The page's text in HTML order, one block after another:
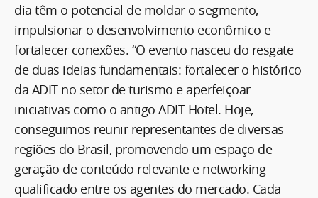
dia têm o potencial de moldar o segmento,
impulsionar o desenvolvimento econômico e
fortalecer conexões. “O evento nasceu do resgate
de duas ideias fundamentais: fortalecer o histórico
da ADIT no setor de turismo e aperfeiçoar
iniciativas como o antigo ADIT Hotel. Hoje,
conseguimos reunir representantes de diversas
regiões do Brasil, promovendo um espaço de
geração de conteúdo relevante e networking
qualificado entre os agentes do mercado. Cada